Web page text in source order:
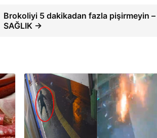
Brokoliyi 5 dakikadan fazla pişirmeyin –
SAĞLIK →